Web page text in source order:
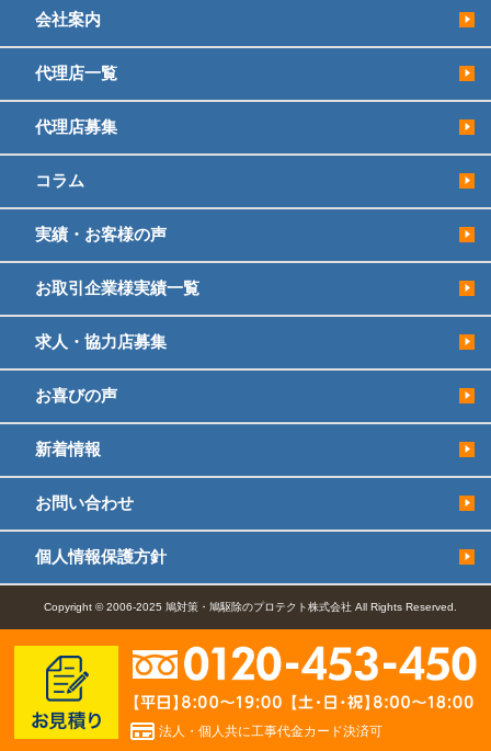
会社案内
代理店一覧
代理店募集
コラム
実績・お客様の声
お取引企業様実績一覧
求人・協力店募集
お喜びの声
新着情報
お問い合わせ
個人情報保護方針
Copyright © 2006-2025 鳩対策・鳩駆除のプロテクト株式会社 All Rights Reserved.
法人・個人共に工事代金カード決済可